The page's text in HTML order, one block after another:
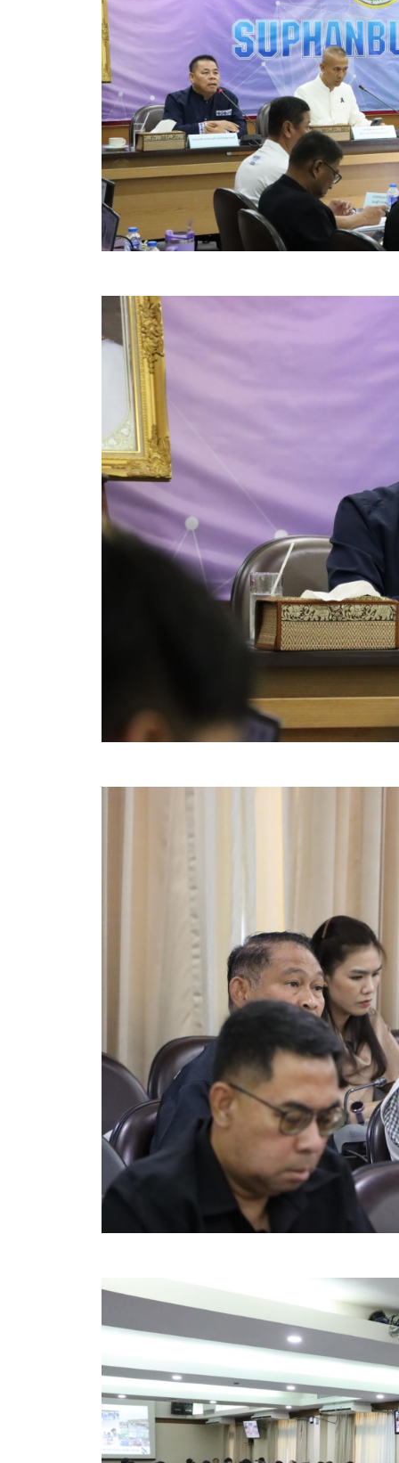
ประกาศเชิญชวนประกวดราคา (e-bidding)
ยกเลิกประกาศเชิญชวน
ยกเลิกประกาศผู้ชนะ
เปลี่ยนแปลงประกาศผู้ชนะ
เปลี่ยนแปลงประกาศเชิญชวน
ประกาศกำหนดอายุการใช้งานของสินทรัพย์ขององ
คู่มือการปฏิบัติงานฝ่ายทะเบียนพัสดุและทรัพย์สิน
การประเมินความพึงพอใจของการดำเนินงาน อบจ.
ขั้นตอนและวิธีการชำระภาษีฯ
แบบฟอร์มการชำระภาษีฯ
การบริการแบบเบ็ดเสร็จ (One Stop Service)
ระเบียบพัสดุฯ การจัดซื้อจัดจ้าง
การจัดการความรู้ (KM)
ข้อระเบียบและกฎหมาย
มาตรฐานการปฏิบัติงาน
แผนพัฒนาท้องถิ่น ของอบจ.สุพรรณบุรี
ข้อบัญญัติงบประมาณรายจ่ายประจำปี ของ อบจ.สุ
ข้อบัญญัติอื่นๆ ของ อบจ.สุพรรณบุรี
รายงานการประชุมสภา อบจ.สุพรรณบุรี
รายงานรายรับรายจ่าย อบจ.สุพรรณบุรี
สรุปผลการประเมินความพึงพอใจ
ระบบสืบค้นข้อมูล ประกาศ ก.จ.จ. สุพรรณบุรี (พ.ศ
Document